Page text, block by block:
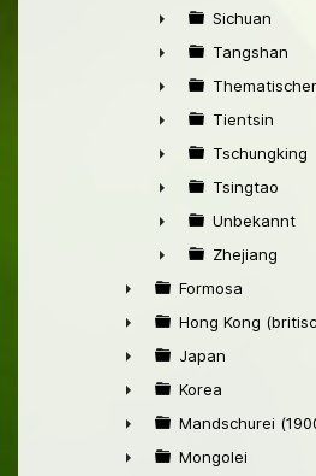
►
►
Sichuan
►
Tangshan
►
►
Tientsin
►
Tschungking
►
Tsingtao
►
Unbekannt
►
Zhejiang
►
Formosa
►
Hong Kong
►
Japan
►
Korea
►
Mandschurei
Mongolei